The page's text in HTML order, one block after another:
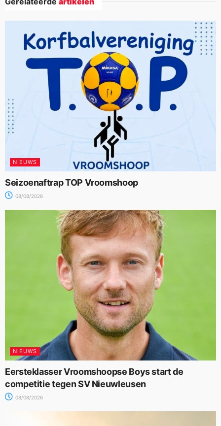
NIEUWS
Seizoenaftrap TOP Vroomshoop
08/08/2026
NIEUWS
Eersteklasser Vroomshoopse Boys start de
competitie tegen SV Nieuwleusen
08/08/2026